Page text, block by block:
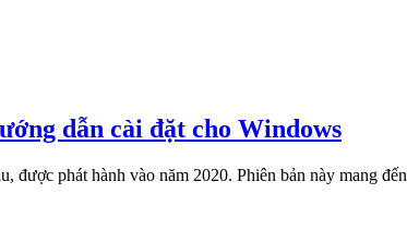
dẫn cài đặt cho Windows
phát hành vào năm 2020. Phiên bản này mang